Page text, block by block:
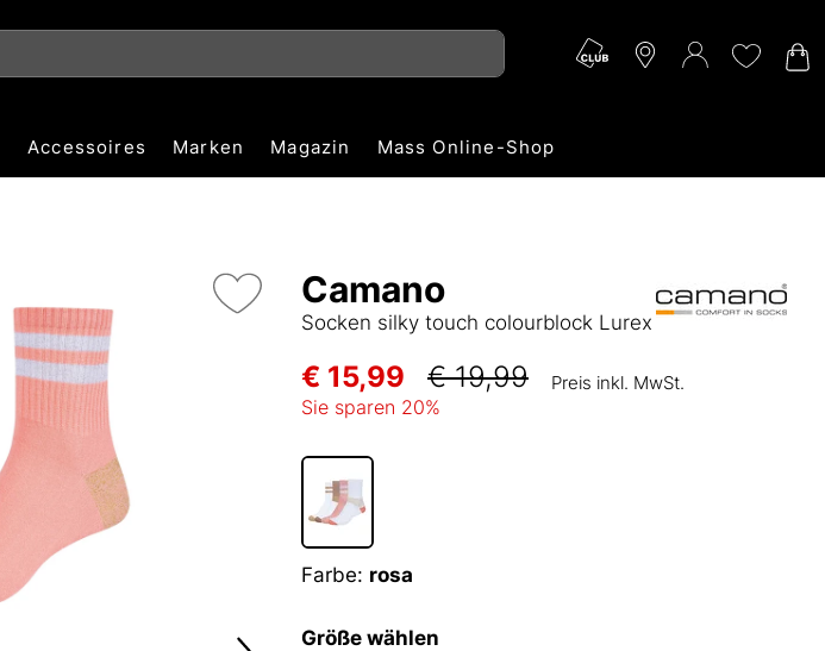
Accessoires Marken Magazin Mass Online-Shop
Camano
Socken silky touch colourblock Lurex
€ 15,99 € 19,99 Preis inkl. MwSt.
Sie sparen 20%
Farbe: rosa
Größe wählen